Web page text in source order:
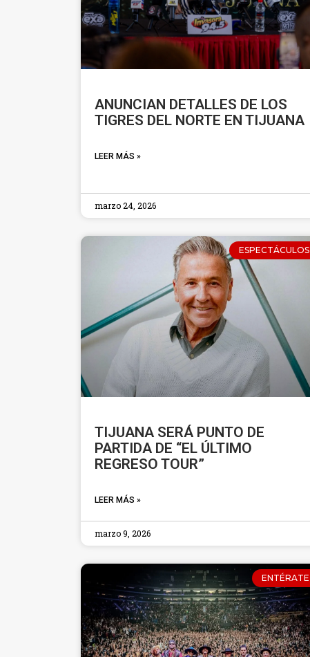
ANUNCIAN DETALLES DE LOS
TIGRES DEL NORTE EN TIJUANA
LEER MÁS »
marzo 24, 2026
ESPECTÁCULOS
TIJUANA SERÁ PUNTO DE
PARTIDA DE “EL ÚLTIMO
REGRESO TOUR”
LEER MÁS »
marzo 9, 2026
ENTÉRATE